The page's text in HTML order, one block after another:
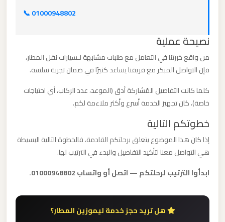
📞 01000948802
نصيحة عملية
من واقع خبرتنا في التعامل مع طلبات مشابهة لـسيارات نقل المطار،
فإن التواصل المبكر مع فريقنا يساعد كثيرًا في ضمان تجربة سلسة.
كلما كانت التفاصيل المُشاركة أدق (الموعد، عدد الركاب، أي احتياجات
خاصة)، كان تجهيز الخدمة أسرع وأكثر ملاءمة لكم.
خطوتكم التالية
إذا كان هذا الموضوع يتعلق برحلتكم القادمة، فالخطوة التالية البسيطة
هي التواصل معنا لتأكيد التفاصيل والبدء في الترتيب لها.
ابدأوا الترتيب لرحلتكم — اتصل أو واتساب 01000948802.
هل تريد حجز خدمة ليموزين المطار؟
والإسكندرية
ليموزين
العرب
مرسي
مطروح
ليموزين